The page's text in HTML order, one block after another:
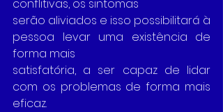
conflitivas, os sintomas
serão aliviados e isso possibilitará à
pessoa levar uma existência de
forma mais
satisfatória, a ser capaz de lidar
com os problemas de forma mais
eficaz.